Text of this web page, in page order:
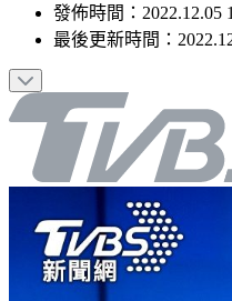
發佈時間： 2022.12.05
最後更新時間：